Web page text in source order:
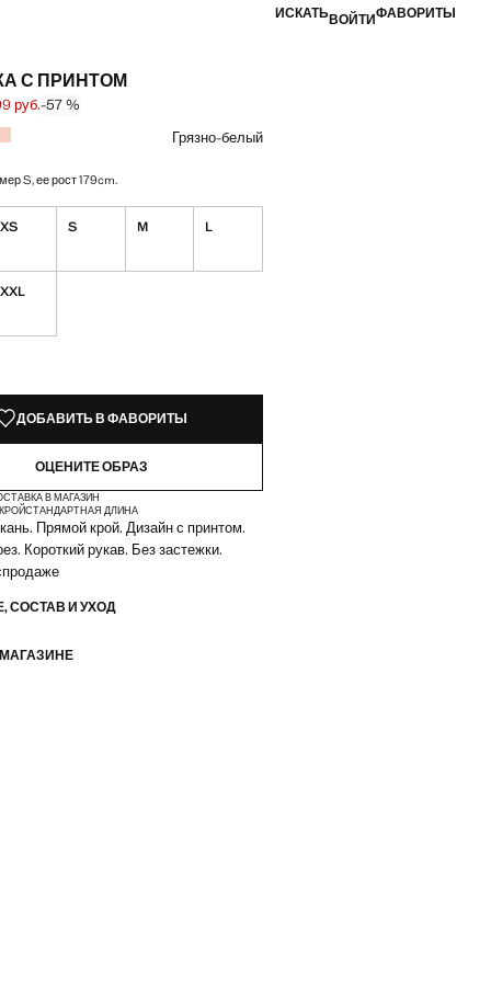
ИСКАТЬВОЙТИФАВОРИТЫ
С ПРИНТОМ
зачеркнута [2 299 руб. ]
[999 руб. ]
руб.-57 %
Грязно-белый
S, ее рост 179cm.
XS S M L
XXL
ДОБАВИТЬ В ФАВОРИТЫ
ОЦЕНИТЕ ОБРАЗ
В МАГАЗИН
СТАНДАРТНАЯ ДЛИНА
Прямой крой. Дизайн с принтом.
Короткий рукав. Без застежки.
СОСТАВ И УХОД